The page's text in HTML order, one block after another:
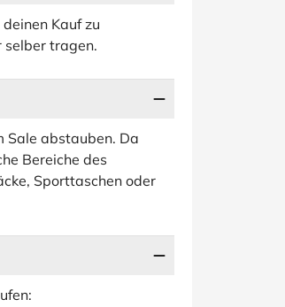
deinen Kauf zu
selber tragen.
Sale abstauben. Da
Bereiche des
Sporttaschen oder